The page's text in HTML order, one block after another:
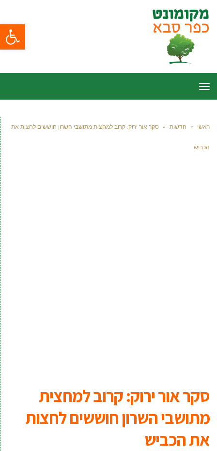
פתח
תפריט
ראשי » חדשות » סקר אור ירוק: קרוב למחצית מתושבי השרון חוששים לחצות את
הכביש
סקר אור ירוק: קרוב למחצית
מתושבי השרון חוששים לחצות
את הכביש